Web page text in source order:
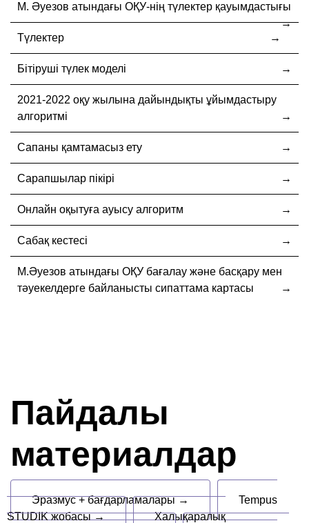
М. Әуезов атындағы ОҚУ-нің түлектер қауымдастығы
Түлектер
Бітіруші түлек моделі
2021-2022 оқу жылына дайындықты ұйымдастыру
алгоритмі
Сапаны қамтамасыз ету
Сарапшылар пікірі
Онлайн оқытуға ауысу алгоритм
Сабақ кестесі
М.Әуезов атындағы ОҚУ бағалау және басқару мен
тәуекелдерге байланысты сипаттама картасы
Пайдалы
материалдар
Эразмус + бағдарламалары →
Tempus
STUDIK жобасы →
Халықаралық